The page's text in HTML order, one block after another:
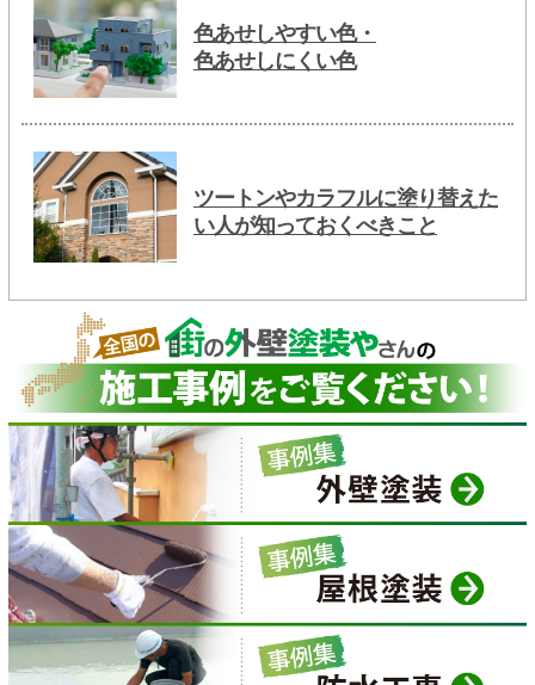
色あせしやすい色・
色あせしにくい色
ツートンやカラフルに塗り替えた
い人が知っておくべきこと